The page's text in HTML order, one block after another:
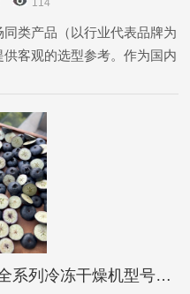
114
类产品（以行业代表品牌为
客观的选型参考。作为国内
松源华兴冻干机厂家推荐：全系列冷冻干燥机型号与选型指南